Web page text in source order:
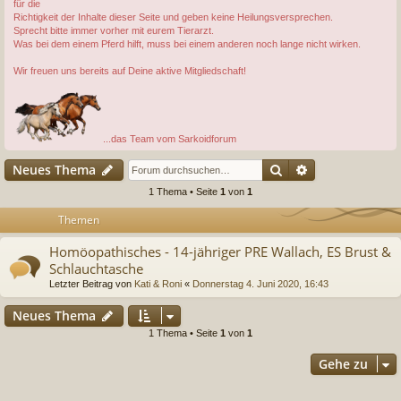
für die
Richtigkeit der Inhalte dieser Seite und geben keine Heilungsversprechen.
Sprecht bitte immer vorher mit eurem Tierarzt.
Was bei dem einem Pferd hilft, muss bei einem anderen noch lange nicht wirken.
Wir freuen uns bereits auf Deine aktive Mitgliedschaft!
...das Team vom Sarkoidforum
Neues Thema Suche
1 Thema • Seite 1 von 1
Themen
Homöopathisches - 14-jähriger PRE Wallach, ES Brust &
Schlauchtasche
Letzter Beitrag von Kati & Roni « Donnerstag 4. Juni 2020, 16:43
Neues Thema
1 Thema • Seite 1 von 1
Gehe zu